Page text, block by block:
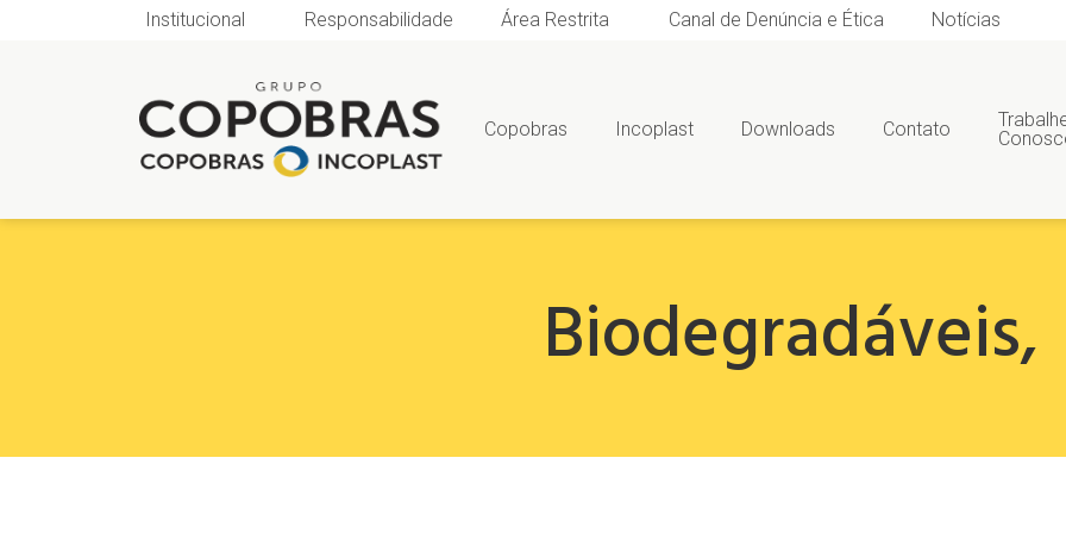
Institucional Responsabilidade Área Restrita Canal de Denúncia e Ética Notícias
Copobras Incoplast Downloads Contato
Biodegradáveis,